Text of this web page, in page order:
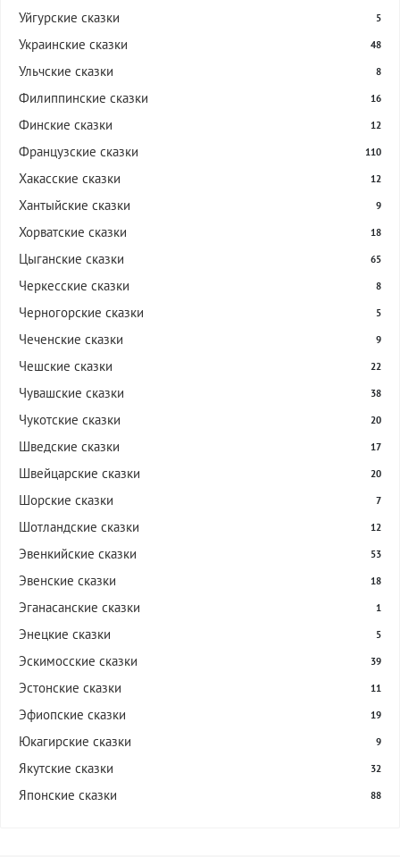
Уйгурские сказки 5
Украинские сказки 48
Ульчские сказки 8
Филиппинские сказки 16
Финские сказки 12
Французские сказки 110
Хакасские сказки 12
Хантыйские сказки 9
Хорватские сказки 18
Цыганские сказки 65
Черкесские сказки 8
Черногорские сказки 5
Чеченские сказки 9
Чешские сказки 22
Чувашские сказки 38
Чукотские сказки 20
Шведские сказки 17
Швейцарские сказки 20
Шорские сказки 7
Шотландские сказки 12
Эвенкийские сказки 53
Эвенские сказки 18
Эганасанские сказки 1
Энецкие сказки 5
Эскимосские сказки 39
Эстонские сказки 11
Эфиопские сказки 19
Юкагирские сказки 9
Якутские сказки 32
Японские сказки 88